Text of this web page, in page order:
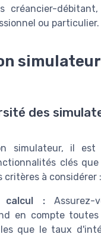
créancier-
ou particulier.
des
simulateur, il est
clés que
critères à considérer :
calcul :Assurez-
en compte toutes
que le taux